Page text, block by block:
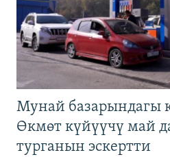
Мунай базарындагы
Өкмөт күйүүчү май
турганын эскертти